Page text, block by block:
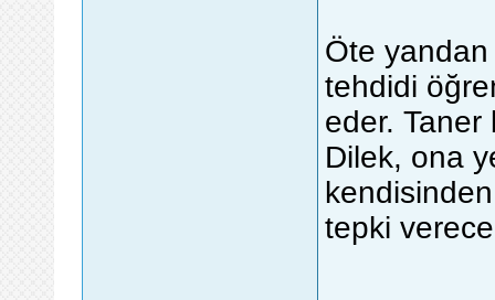
Öte yandan
tehdidi
eder. Taner
Dilek, ona
tepki